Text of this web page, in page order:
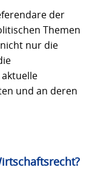
der
Themen
nur die
und an deren